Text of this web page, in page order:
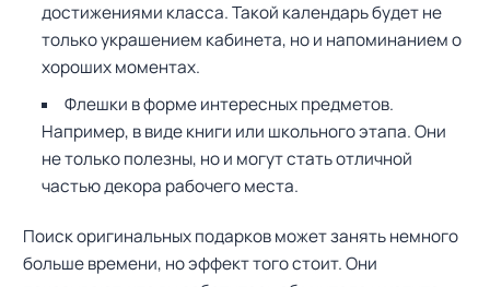
достижениями класса. Такой календарь будет не
только украшением кабинета, но и напоминанием о
хороших моментах.
Флешки в форме интересных предметов.
Например, в виде книги или школьного этапа. Они
не только полезны, но и могут стать отличной
частью декора рабочего места.
Поиск оригинальных подарков может занять немного
больше времени, но эффект того стоит. Они